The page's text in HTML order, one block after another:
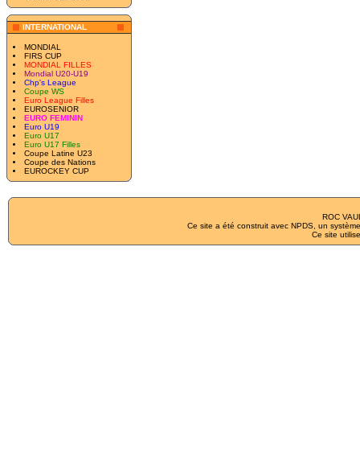
INTERNATIONAL
MONDIAL
FIRS CUP
MONDIAL FILLES
Mondial U20-U19
Chp's League
Coupe WS
Euro League Filles
EUROSENIOR
EURO FEMININ
Euro U19
Euro U17
Euro U17 Filles
Coupe Latine U23
Coupe des Nations
EUROCKEY CUP
ROC
Ce site a été construit avec NPDS , un
Ce site